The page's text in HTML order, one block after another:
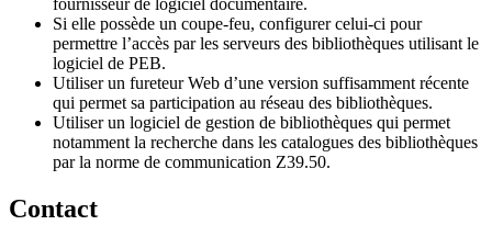
fournisseur de logiciel documentaire.
Si elle possède un coupe-feu, configurer celui-ci pour
permettre l’accès par les serveurs des bibliothèques utilisant le
logiciel de PEB.
Utiliser un fureteur Web d’une version suffisamment récente
qui permet sa participation au réseau des bibliothèques.
Utiliser un logiciel de gestion de bibliothèques qui permet
notamment la recherche dans les catalogues des bibliothèques
par la norme de communication Z39.50.
Contact